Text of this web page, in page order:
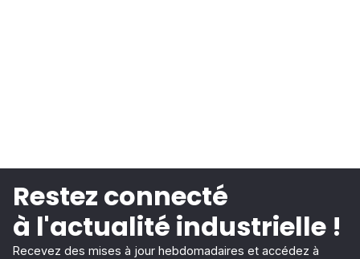
Restez connecté
à l'actualité industrielle !
Recevez des mises à jour hebdomadaires et accédez à